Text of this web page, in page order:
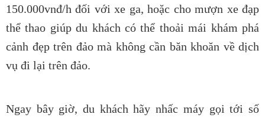
150.000vnđ/h đối với xe ga, hoặc cho mượn xe đạp
thể thao giúp du khách có thể thoải mái khám phá
cảnh đẹp trên đảo mà không cần băn khoăn về dịch
vụ đi lại trên đảo.
Ngay bây giờ, du khách hãy nhấc máy gọi tới số